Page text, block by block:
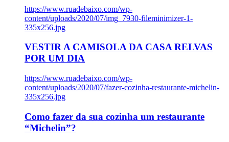
https://www.ruadebaixo.com/wp-
content/uploads/2020/07/img_7930-fileminimizer-1-
335x256.jpg
VESTIR A CAMISOLA DA CASA RELVAS
POR UM DIA
https://www.ruadebaixo.com/wp-
content/uploads/2020/07/fazer-cozinha-restaurante-michelin-
335x256.jpg
Como fazer da sua cozinha um restaurante
“Michelin”?